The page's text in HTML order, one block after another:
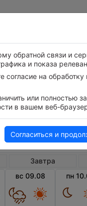
в Мейсвилле на неделю
Завтра
вс 09.08 пн
обратной связи и
и показа
согласие на
или полностью
в вашем веб-
Согласиться и